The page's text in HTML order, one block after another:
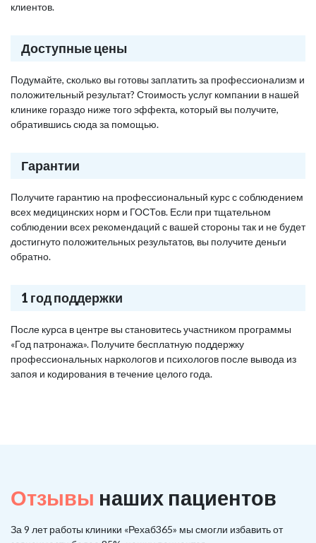
клиентов.
Доступные цены
Подумайте, сколько вы готовы заплатить за профессионализм и
положительный результат? Стоимость услуг компании в нашей
клинике гораздо ниже того эффекта, который вы получите,
обратившись сюда за помощью.
Гарантии
Получите гарантию на профессиональный курс с соблюдением
всех медицинских норм и ГОСТов. Если при тщательном
соблюдении всех рекомендаций с вашей стороны так и не будет
достигнуто положительных результатов, вы получите деньги
обратно.
1 год поддержки
После курса в центре вы становитесь участником программы
«Год патронажа». Получите бесплатную поддержку
профессиональных наркологов и психологов после вывода из
запоя и кодирования в течение целого года.
Отзывы наших пациентов
За 9 лет работы клиники «Рехаб365» мы смогли избавить от